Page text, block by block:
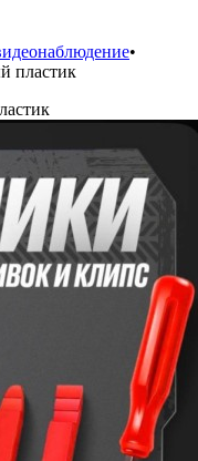
•
пластик